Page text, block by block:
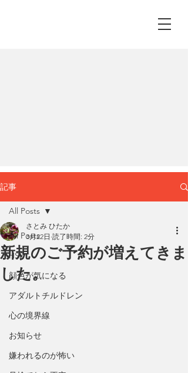
記事
All Posts
HSP
顔色が気になる
アダルトチルドレン
心の境界線
お知らせ
嫌われるのが怖い
All Posts
新規のご予約が増えてきま
した。
さとみ ひたか
3月22日 読了時間: 2分